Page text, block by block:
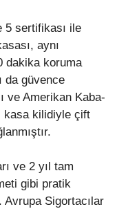
5 sertifikası ile
aynı
dakika koruma
da güvence
ve Amerikan Kaba-
kasa kilidiyle çift
ve 2 yıl tam
gibi pratik
Avrupa Sigortacılar